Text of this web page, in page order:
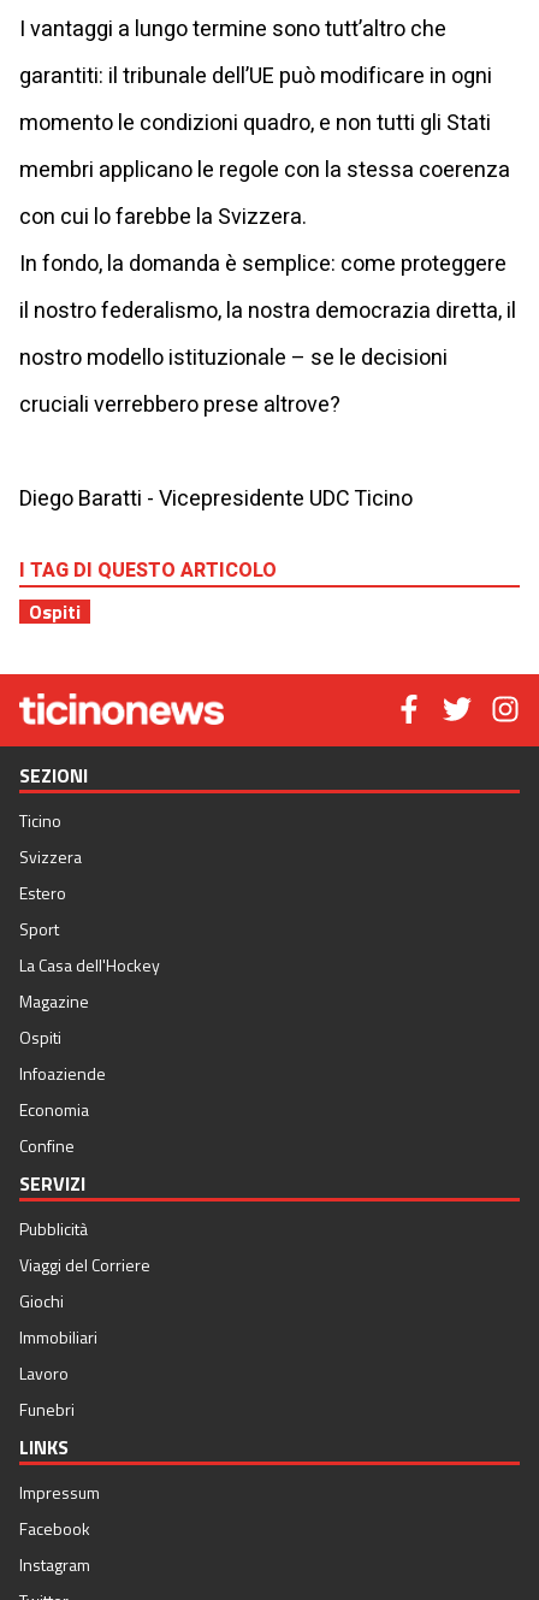
I vantaggi a lungo termine sono tutt’altro che
garantiti: il tribunale dell’UE può modificare in ogni
momento le condizioni quadro, e non tutti gli Stati
membri applicano le regole con la stessa coerenza
con cui lo farebbe la Svizzera.
In fondo, la domanda è semplice: come proteggere
il nostro federalismo, la nostra democrazia diretta, il
nostro modello istituzionale – se le decisioni
cruciali verrebbero prese altrove?
Diego Baratti - Vicepresidente UDC Ticino
I TAG DI QUESTO ARTICOLO
Ospiti
SEZIONI
Ticino
Svizzera
Estero
Sport
La Casa dell'Hockey
Magazine
Ospiti
Infoaziende
Economia
Confine
SERVIZI
Pubblicità
Viaggi del Corriere
Giochi
Immobiliari
Lavoro
Funebri
LINKS
Impressum
Facebook
Instagram